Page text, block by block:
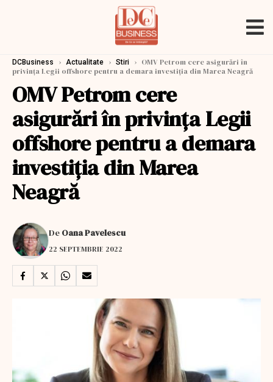
DCBusiness › Actualitate › Stiri › OMV Petrom cere asigurări în
privința Legii offshore pentru a demara investiția din Marea Neagră
OMV Petrom cere
asigurări în privința Legii
offshore pentru a demara
investiția din Marea
Neagră
De Oana Pavelescu
22 SEPTEMBRIE 2022